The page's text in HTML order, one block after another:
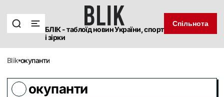
БЛІК - таблоїд новин України, спорт
і зірки
Спільнота
blik окупанти
окупанти